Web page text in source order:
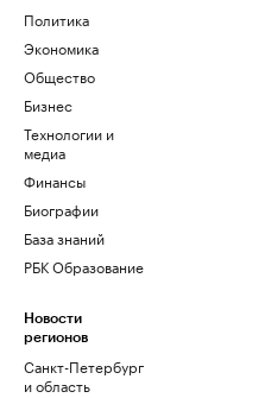
Политика
Экономика
Общество
Бизнес
Технологии и
медиа
Финансы
Биографии
База знаний
РБК Образование
Новости
регионов
Санкт-Петербург
и область